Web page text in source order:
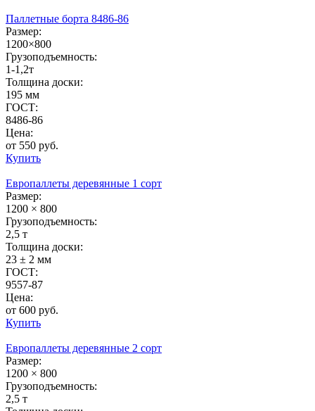
Паллетные борта 8486-86
Размер:
1200×800
Грузоподъемность:
1-1,2т
Толщина доски:
195 мм
ГОСТ:
8486-86
Цена:
от 550 руб.
Купить
Европаллеты деревянные 1 сорт
Размер:
1200 × 800
Грузоподъемность:
2,5 т
Толщина доски:
23 ± 2 мм
ГОСТ:
9557-87
Цена:
от 600 руб.
Купить
Европаллеты деревянные 2 сорт
Размер:
1200 × 800
Грузоподъемность:
2,5 т